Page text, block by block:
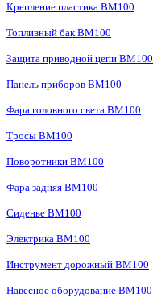
Крепление пластика BM100
Топливный бак BM100
Защита приводной цепи BM100
Панель приборов BM100
Фара головного света BM100
Тросы BM100
Поворотники BM100
Фара задняя BM100
Сиденье BM100
Электрика BM100
Инструмент дорожный BM100
Навесное оборудование BM100